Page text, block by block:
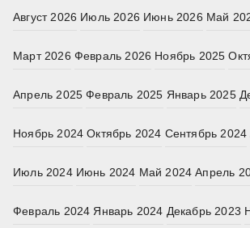
Август 2026 Июль 2026 Июнь 2026 Май
Март 2026 Февраль 2026 Ноябрь 2025
Апрель 2025 Февраль 2025 Январь 2025
Ноябрь 2024 Октябрь 2024 Сентябрь 2024
Июль 2024 Июнь 2024 Май 2024 Апрель
Февраль 2024 Январь 2024 Декабрь 2023